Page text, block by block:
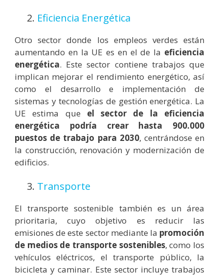
2. Eficiencia Energética
Otro sector donde los empleos verdes están
aumentando en la UE es en el de la eficiencia
energética. Este sector contiene trabajos que
implican mejorar el rendimiento energético, así
como el desarrollo e implementación de
sistemas y tecnologías de gestión energética. La
UE estima que el sector de la eficiencia
energética podría crear hasta 900.000
puestos de trabajo para 2030, centrándose en
la construcción, renovación y modernización de
edificios.
3. Transporte
El transporte sostenible también es un área
prioritaria, cuyo objetivo es reducir las
emisiones de este sector mediante la promoción
de medios de transporte sostenibles, como los
vehículos eléctricos, el transporte público, la
bicicleta y caminar. Este sector incluye trabajos